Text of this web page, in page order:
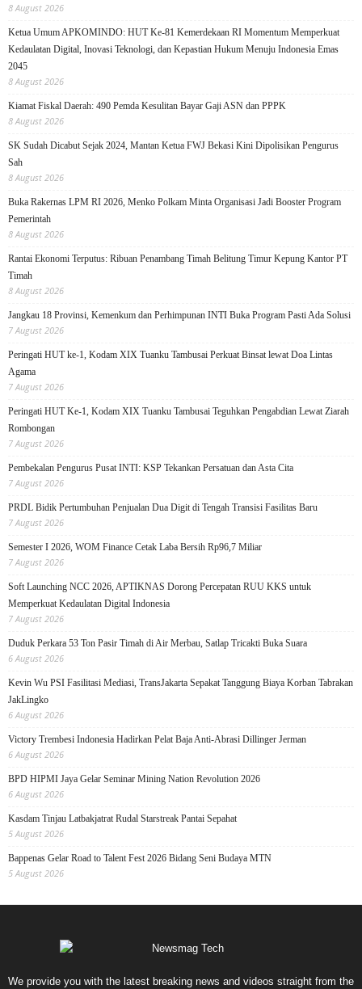
8 August 2026
Ketua Umum APKOMINDO: HUT Ke-81 Kemerdekaan RI Momentum Memperkuat
Kedaulatan Digital, Inovasi Teknologi, dan Kepastian Hukum Menuju Indonesia Emas
2045
8 August 2026
Kiamat Fiskal Daerah: 490 Pemda Kesulitan Bayar Gaji ASN dan PPPK
8 August 2026
SK Sudah Dicabut Sejak 2024, Mantan Ketua FWJ Bekasi Kini Dipolisikan Pengurus
Sah
8 August 2026
Buka Rakernas LPM RI 2026, Menko Polkam Minta Organisasi Jadi Booster Program
Pemerintah
8 August 2026
Rantai Ekonomi Terputus: Ribuan Penambang Timah Belitung Timur Kepung Kantor PT
Timah
8 August 2026
Jangkau 18 Provinsi, Kemenkum dan Perhimpunan INTI Buka Program Pasti Ada Solusi
7 August 2026
Peringati HUT ke-1, Kodam XIX Tuanku Tambusai Perkuat Binsat lewat Doa Lintas
Agama
7 August 2026
Peringati HUT Ke-1, Kodam XIX Tuanku Tambusai Teguhkan Pengabdian Lewat Ziarah
Rombongan
7 August 2026
Pembekalan Pengurus Pusat INTI: KSP Tekankan Persatuan dan Asta Cita
7 August 2026
PRDL Bidik Pertumbuhan Penjualan Dua Digit di Tengah Transisi Fasilitas Baru
7 August 2026
Semester I 2026, WOM Finance Cetak Laba Bersih Rp96,7 Miliar
7 August 2026
Soft Launching NCC 2026, APTIKNAS Dorong Percepatan RUU KKS untuk
Memperkuat Kedaulatan Digital Indonesia
7 August 2026
Duduk Perkara 53 Ton Pasir Timah di Air Merbau, Satlap Tricakti Buka Suara
6 August 2026
Kevin Wu PSI Fasilitasi Mediasi, TransJakarta Sepakat Tanggung Biaya Korban Tabrakan
JakLingko
6 August 2026
Victory Trembesi Indonesia Hadirkan Pelat Baja Anti-Abrasi Dillinger Jerman
6 August 2026
BPD HIPMI Jaya Gelar Seminar Mining Nation Revolution 2026
6 August 2026
Kasdam Tinjau Latbakjatrat Rudal Starstreak Pantai Sepahat
5 August 2026
Bappenas Gelar Road to Talent Fest 2026 Bidang Seni Budaya MTN
5 August 2026
We provide you with the latest breaking news and videos straight from the